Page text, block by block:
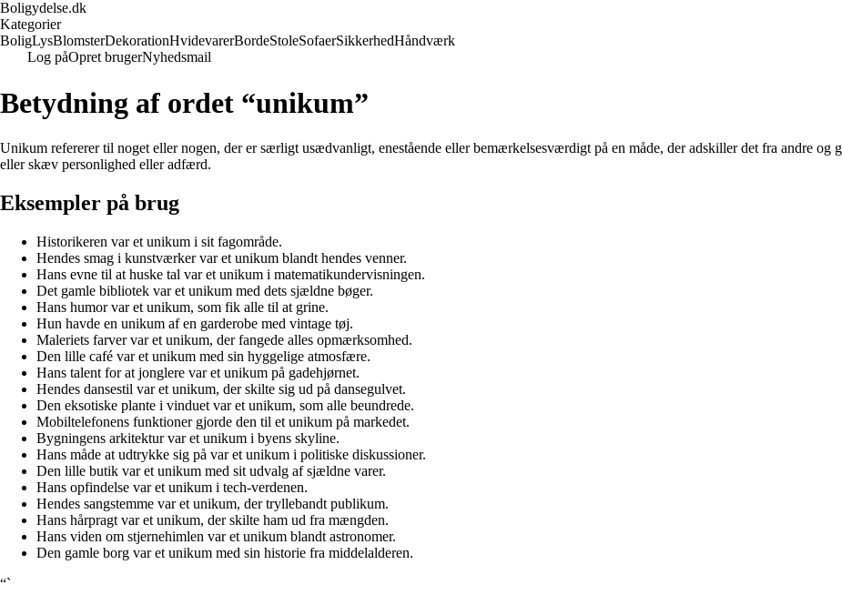
Boligydelse.dk
Kategorier
BoligLysBlomsterDekorationHvidevarerBordeStoleSofaerSikkerhedHåndværk
Log påOpret brugerNyhedsmail
Betydning af ordet “unikum”
Unikum refererer til noget eller nogen, der er særligt usædvanligt, enestående eller bemærkelsesværdigt på en måde, der adskiller det fra andre og
eller skæv personlighed eller adfærd.
Eksempler på brug
Historikeren var et unikum i sit fagområde.
Hendes smag i kunstværker var et unikum blandt hendes venner.
Hans evne til at huske tal var et unikum i matematikundervisningen.
Det gamle bibliotek var et unikum med dets sjældne bøger.
Hans humor var et unikum, som fik alle til at grine.
Hun havde en unikum af en garderobe med vintage tøj.
Maleriets farver var et unikum, der fangede alles opmærksomhed.
Den lille café var et unikum med sin hyggelige atmosfære.
Hans talent for at jonglere var et unikum på gadehjørnet.
Hendes dansestil var et unikum, der skilte sig ud på dansegulvet.
Den eksotiske plante i vinduet var et unikum, som alle beundrede.
Mobiltelefonens funktioner gjorde den til et unikum på markedet.
Bygningens arkitektur var et unikum i byens skyline.
Hans måde at udtrykke sig på var et unikum i politiske diskussioner.
Den lille butik var et unikum med sit udvalg af sjældne varer.
Hans opfindelse var et unikum i tech-verdenen.
Hendes sangstemme var et unikum, der tryllebandt publikum.
Hans hårpragt var et unikum, der skilte ham ud fra mængden.
Hans viden om stjernehimlen var et unikum blandt astronomer.
Den gamle borg var et unikum med sin historie fra middelalderen.
“`